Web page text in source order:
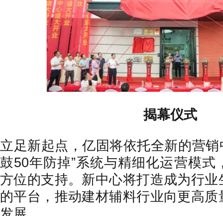
揭幕仪式
立足新起点，亿固将依托全新的营
鼓50年防掉”系统与精细化运营模式
方位的支持。新中心将打造成为行
的平台，推动建材辅料行业向更高